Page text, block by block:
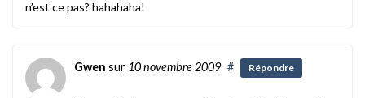
n’est ce pas? hahahaha!
Gwen sur 10 novembre 2009 # Répondre